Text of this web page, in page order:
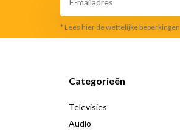
* Lees hier de wettelijke beperkingen
Categorieën
Televisies
Audio